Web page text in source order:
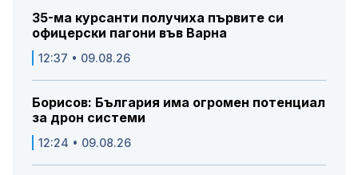
35-ма курсанти получиха първите си
офицерски пагони във Варна
12:37 • 09.08.26
Борисов: България има огромен потенциал
за дрон системи
12:24 • 09.08.26